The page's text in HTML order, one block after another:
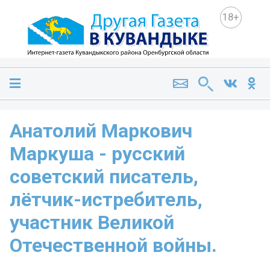
18+
Анатолий Маркович
Маркуша - русский
советский писатель,
лётчик-истребитель,
участник Великой
Отечественной войны.